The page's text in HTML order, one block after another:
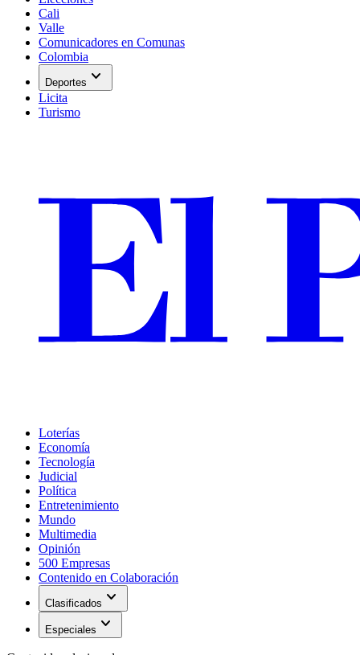
Cali
Valle
Comunicadores en Comunas
Colombia
Deportes expand_more
Licita
Turismo
Loterías
Economía
Tecnología
Judicial
Política
Entretenimiento
Mundo
Multimedia
Opinión
500 Empresas
Contenido en Colaboración
Clasificados expand_more
Especiales expand_more